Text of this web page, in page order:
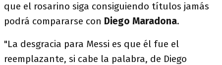
que el rosarino siga consiguiendo títulos jamás
podrá compararse con Diego Maradona.
"La desgracia para Messi es que él fue el
reemplazante, si cabe la palabra, de Diego